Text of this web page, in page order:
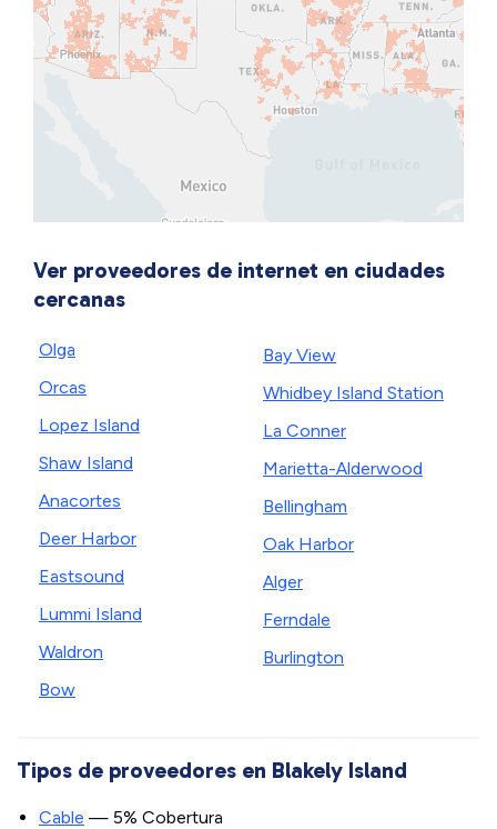
Ver proveedores de internet en ciudades
cercanas
Olga
Orcas
Lopez Island
Shaw Island
Anacortes
Deer Harbor
Eastsound
Lummi Island
Waldron
Bow
Bay View
Whidbey Island Station
La Conner
Marietta-Alderwood
Bellingham
Oak Harbor
Alger
Ferndale
Burlington
Tipos de proveedores en Blakely Island
Cable — 5% Cobertura